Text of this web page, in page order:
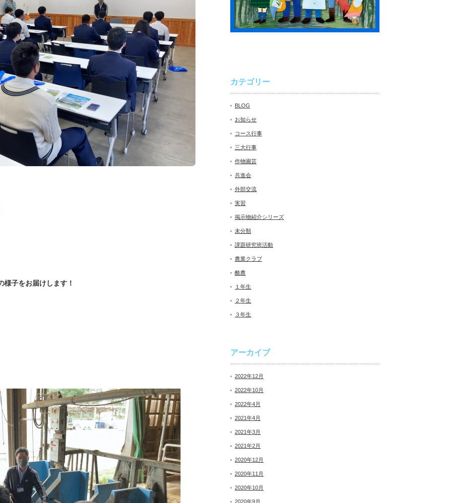
様子をお届けします！
カテゴリー
BLOG
お知らせ
コース行事
三大行事
作物園芸
共進会
外部交流
実習
掲示物紹介シリーズ
未分類
課題研究班活動
農業クラブ
酪農
１年生
２年生
３年生
アーカイブ
2022年12月
2022年10月
2022年4月
2021年4月
2021年3月
2021年2月
2020年12月
2020年11月
2020年10月
2020年9月